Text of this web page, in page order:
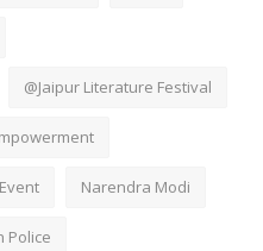
@Jaipur Literature Festival
Narendra Modi
Police